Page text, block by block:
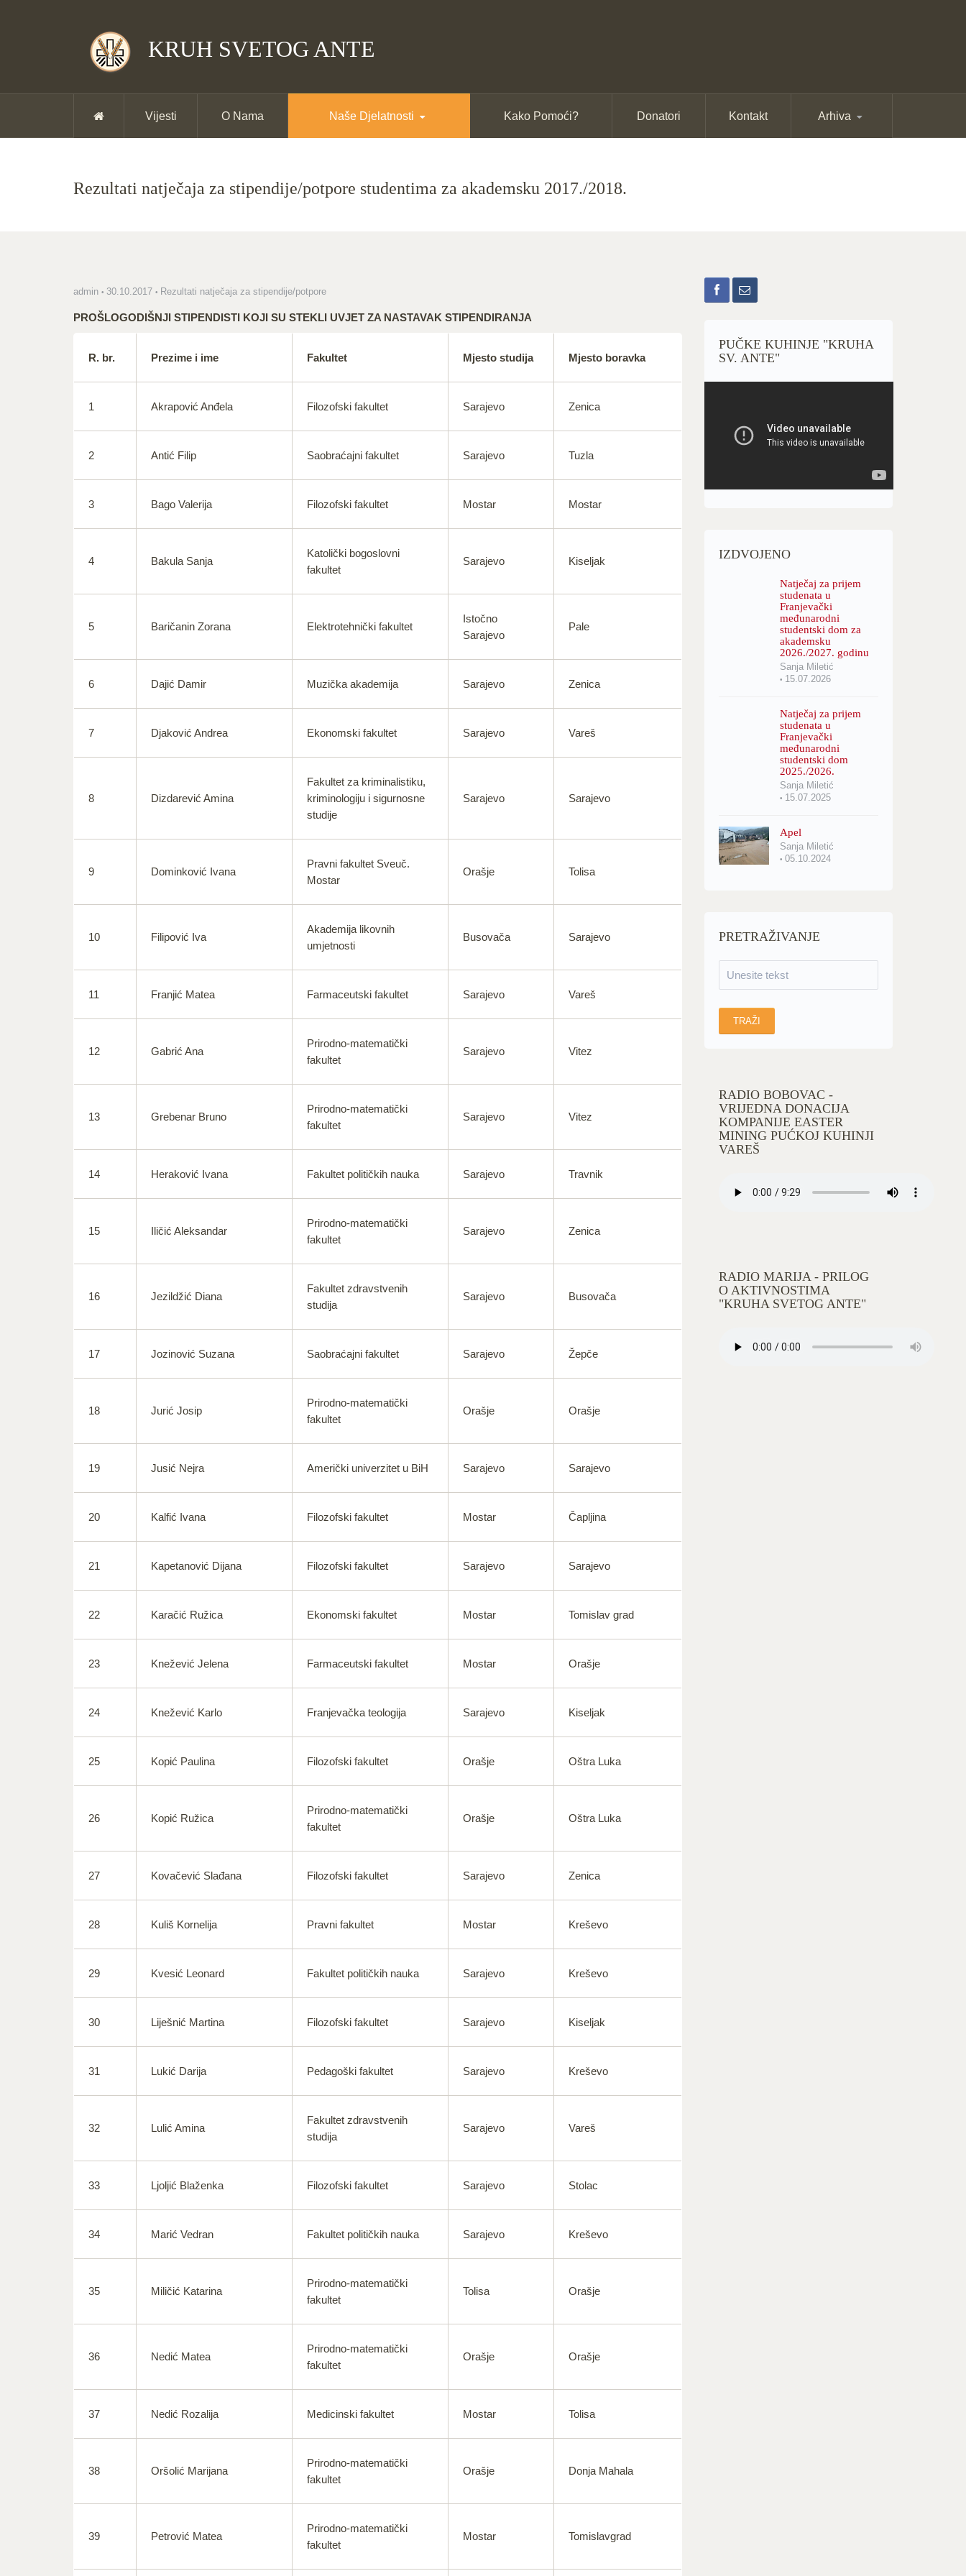
KRUH SVETOG ANTE
Vijesti O Nama Naše Djelatnosti Kako Pomoći? Donatori Kontakt Arhiva
Rezultati natječaja za stipendije/potpore studentima za akademsku 2017./2018.
admin 30.10.2017 Rezultati natječaja za stipendije/potpore
PROŠLOGODIŠNJI STIPENDISTI KOJI SU STEKLI UVJET ZA NASTAVAK STIPENDIRANJA
R. br. Prezime i ime Fakultet Mjesto studija Mjesto boravka
1 Akrapović Anđela Filozofski fakultet Sarajevo Zenica
2 Antić Filip Saobraćajni fakultet Sarajevo Tuzla
3 Bago Valerija Filozofski fakultet Mostar Mostar
4 Bakula Sanja
Katolički bogoslovni
fakultet
Sarajevo Kiseljak
5 Baričanin Zorana Elektrotehnički fakultet
Istočno
Sarajevo
Pale
6 Dajić Damir Muzička akademija Sarajevo Zenica
7 Djaković Andrea Ekonomski fakultet Sarajevo Vareš
8 Dizdarević Amina
Fakultet za kriminalistiku,
kriminologiju i sigurnosne
studije
Sarajevo Sarajevo
9 Dominković Ivana
Pravni fakultet Sveuč.
Mostar
Orašje Tolisa
10 Filipović Iva
Akademija likovnih
umjetnosti
Busovača Sarajevo
11 Franjić Matea Farmaceutski fakultet Sarajevo Vareš
12 Gabrić Ana
Prirodno-matematički
fakultet
Sarajevo Vitez
13 Grebenar Bruno
Prirodno-matematički
fakultet
Sarajevo Vitez
14 Heraković Ivana Fakultet političkih nauka Sarajevo Travnik
15 Iličić Aleksandar
Prirodno-matematički
fakultet
Sarajevo Zenica
16 Jezildžić Diana
Fakultet zdravstvenih
studija
Sarajevo Busovača
17 Jozinović Suzana Saobraćajni fakultet Sarajevo Žepče
18 Jurić Josip
Prirodno-matematički
fakultet
Orašje Orašje
19 Jusić Nejra Američki univerzitet u BiH Sarajevo Sarajevo
20 Kalfić Ivana Filozofski fakultet Mostar Čapljina
21 Kapetanović Dijana Filozofski fakultet Sarajevo Sarajevo
22 Karačić Ružica Ekonomski fakultet Mostar Tomislav grad
23 Knežević Jelena Farmaceutski fakultet Mostar Orašje
24 Knežević Karlo Franjevačka teologija Sarajevo Kiseljak
25 Kopić Paulina Filozofski fakultet Orašje Oštra Luka
26 Kopić Ružica
Prirodno-matematički
fakultet
Orašje Oštra Luka
27 Kovačević Slađana Filozofski fakultet Sarajevo Zenica
28 Kuliš Kornelija Pravni fakultet Mostar Kreševo
29 Kvesić Leonard Fakultet političkih nauka Sarajevo Kreševo
30 Liješnić Martina Filozofski fakultet Sarajevo Kiseljak
31 Lukić Darija Pedagoški fakultet Sarajevo Kreševo
32 Lulić Amina
Fakultet zdravstvenih
studija
Sarajevo Vareš
33 Ljoljić Blaženka Filozofski fakultet Sarajevo Stolac
34 Marić Vedran Fakultet političkih nauka Sarajevo Kreševo
35 Miličić Katarina
Prirodno-matematički
fakultet
Tolisa Orašje
36 Nedić Matea
Prirodno-matematički
fakultet
Orašje Orašje
37 Nedić Rozalija Medicinski fakultet Mostar Tolisa
38 Oršolić Marijana
Prirodno-matematički
fakultet
Orašje Donja Mahala
39 Petrović Matea
Prirodno-matematički
fakultet
Mostar Tomislavgrad
PUČKE KUHINJE "KRUHA
SV. ANTE"
IZDVOJENO
Natječaj za prijem
studenata u
Franjevački
međunarodni
studentski dom za
akademsku
2026./2027. godinu
Sanja Miletić
15.07.2026
Natječaj za prijem
studenata u
Franjevački
međunarodni
studentski dom
2025./2026.
Sanja Miletić
15.07.2025
Apel
Sanja Miletić
05.10.2024
PRETRAŽIVANJE
RADIO BOBOVAC -
VRIJEDNA DONACIJA
KOMPANIJE EASTER
MINING PUĆKOJ KUHINJI
VAREŠ
RADIO MARIJA - PRILOG
O AKTIVNOSTIMA
"KRUHA SVETOG ANTE"